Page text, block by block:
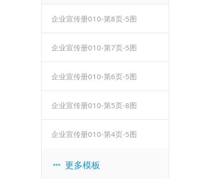
企业宣传册010-第8页-5图
企业宣传册010-第7页-5图
企业宣传册010-第6页-5图
企业宣传册010-第5页-8图
企业宣传册010-第4页-5图
更多模板